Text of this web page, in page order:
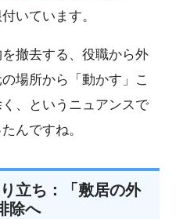
いています。
撤去する、役職から外
場所から「動かす」こ
、というニュアンスで
んですね。
立ち：「敷居の外
除へ